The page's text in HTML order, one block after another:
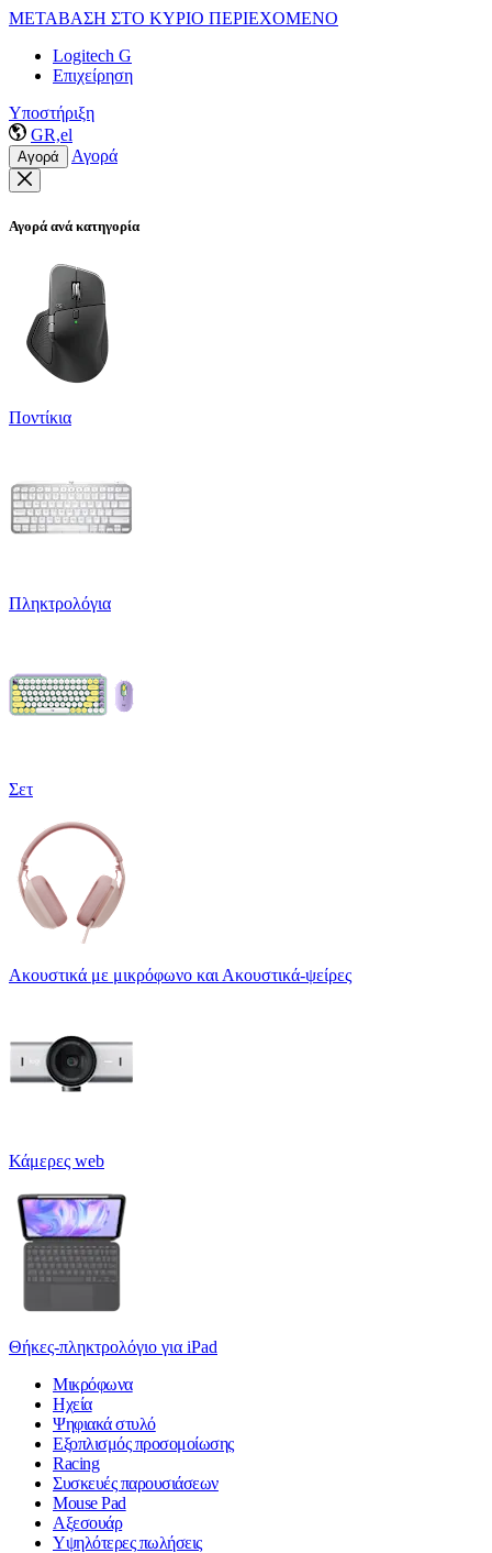
ΜΕΤΑΒΑΣΗ ΣΤΟ ΚΥΡΙΟ ΠΕΡΙΕΧΟΜΕΝΟ
Logitech G
Επιχείρηση
Υποστήριξη
GR,el
Αγορά Αγορά
Αγορά ανά κατηγορία
Ποντίκια
Πληκτρολόγια
Σετ
Ακουστικά με μικρόφωνο και Ακουστικά-ψείρες
Κάμερες web
Θήκες-πληκτρολόγιο για iPad
Μικρόφωνα
Ηχεία
Ψηφιακά στυλό
Εξοπλισμός προσομοίωσης
Racing
Συσκευές παρουσιάσεων
Mouse Pad
Αξεσουάρ
Υψηλότερες πωλήσεις